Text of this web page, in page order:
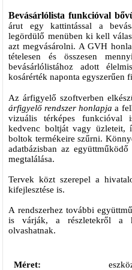
Bevásárlólista funkcióval
árut egy kattintással a
legördülő menüben ki kell
azt megvásárolni. A GVH
tételesen és összesen
bevásárlólistához adott
kosárérték naponta egyszerűen
Az árfigyelő szoftverben
árfigyelő rendszer honlapja a
vizuális térképes funkcióval
kedvenc boltját vagy üzleteit,
boltok termékeire szűrni.
adatbázisban az
megtalálása.
Tervek közt szerepel a
kifejlesztése is.
A rendszerhez további
is várják, a részletekről a
olvashatnak.
Méret: